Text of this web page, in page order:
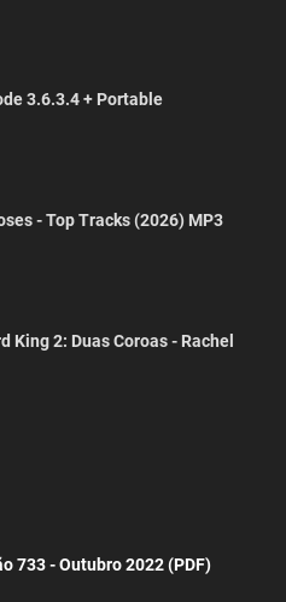
3.6.3.4 + Portable
- Top Tracks (2026) MP3
King 2: Duas Coroas - Rachel
733 - Outubro 2022 (PDF)